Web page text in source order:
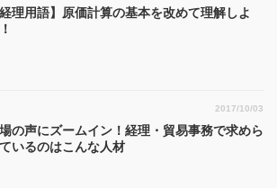
経理用語】原価計算の基本を改めて理解しよ
の声にズームイン！経理・貿易事務で求めら
いるのはこんな人材
2017/10/03